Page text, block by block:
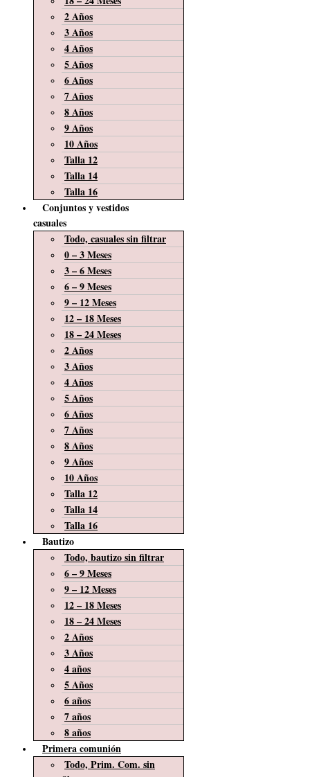
2 Años
3 Años
4 Años
5 Años
6 Años
7 Años
8 Años
9 Años
10 Años
Talla 12
Talla 14
Talla 16
Conjuntos y vestidos
casuales
Todo, casuales sin filtrar
0 – 3 Meses
3 – 6 Meses
6 – 9 Meses
9 – 12 Meses
12 – 18 Meses
18 – 24 Meses
2 Años
3 Años
4 Años
5 Años
6 Años
7 Años
8 Años
9 Años
10 Años
Talla 12
Talla 14
Talla 16
Bautizo
Todo, bautizo sin filtrar
6 – 9 Meses
9 – 12 Meses
12 – 18 Meses
18 – 24 Meses
2 Años
3 Años
4 años
5 Años
6 años
7 años
8 años
Primera comunión
Todo, Prim. Com. sin